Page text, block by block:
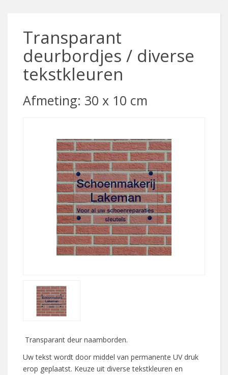
Transparant
deurbordjes / diverse
tekstkleuren
Afmeting: 30 x 10 cm
Transparant deur naamborden.
Uw tekst wordt door middel van permanente UV druk
erop geplaatst. Keuze uit diverse tekstkleuren en